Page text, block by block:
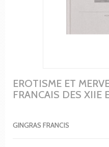
EROTISME ET
FRANCAIS DES XIIE
GINGRAS FRANCIS